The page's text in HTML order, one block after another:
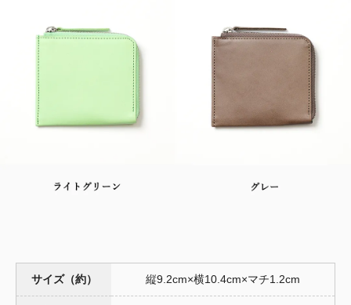
サイズ（約） 縦9.2cm×横10.4cm×マチ1.2cm